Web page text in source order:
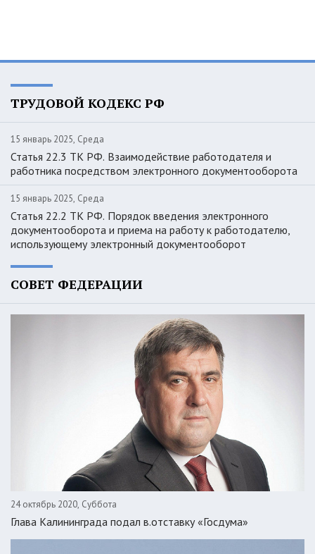
ТРУДОВОЙ КОДЕКС РФ
15 январь 2025, Среда
Статья 22.3 ТК РФ. Взаимодействие работодателя и
работника посредством электронного документооборота
15 январь 2025, Среда
Статья 22.2 ТК РФ. Порядок введения электронного
документооборота и приема на работу к работодателю,
использующему электронный документооборот
СОВЕТ ФЕДЕРАЦИИ
24 октябрь 2020, Суббота
Глава Калининграда подал в.отставку «Госдума»